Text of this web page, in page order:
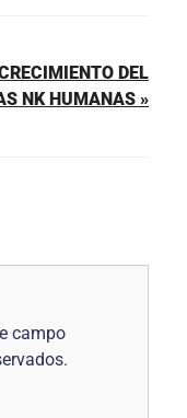
DEL
NK HUMANAS »
campo